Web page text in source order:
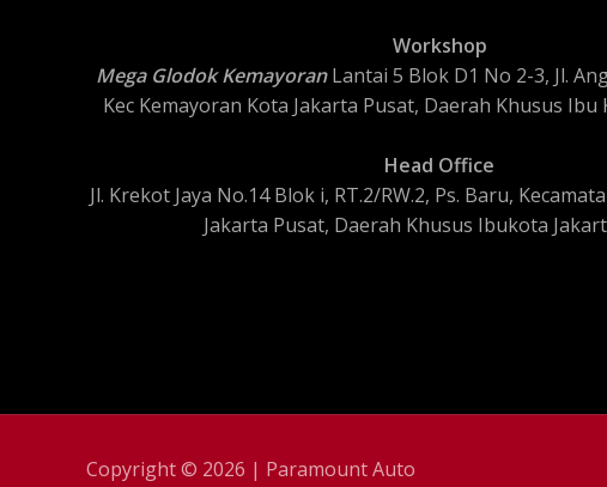
Workshop
Mega Glodok KemayoranLantai 5 Blok D1 No 2-3, Jl.
Kec Kemayoran Kota Jakarta Pusat, Daerah Khusus Ibu
Head Office
Jl. Krekot Jaya No.14 Blok i, RT.2/RW.2, Ps. Baru,
Jakarta Pusat, Daerah Khusus Ibukota
Copyright © 2026 | Paramount Auto